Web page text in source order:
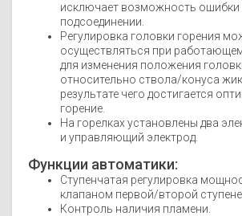
исключает возможность ошибки
подсоединении.
Регулировка головки горения
осуществляться при
для изменения положения
относительно ствола/конуса
результате чего достигается
горение.
На горелках установлены два
и управляющий электрод.
Функции автоматики:
Ступенчатая регулировка
клапаном первой/второй
Контроль наличия пламени.